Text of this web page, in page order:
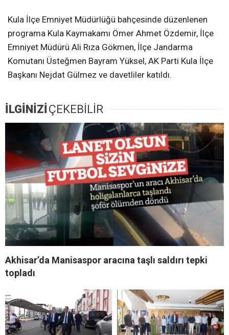
Kula İlçe Emniyet Müdürlüğü bahçesinde düzenlenen
programa Kula Kaymakamı Ömer Ahmet Özdemir, İlçe
Emniyet Müdürü Ali Rıza Gökmen, İlçe Jandarma
Komutanı Üsteğmen Bayram Yüksel, AK Parti Kula İlçe
Başkanı Nejdat Gülmez ve davetliler katıldı.
İLGİNİZİ ÇEKEBİLİR
Akhisar’da Manisaspor aracına taşlı saldırı tepki
topladı